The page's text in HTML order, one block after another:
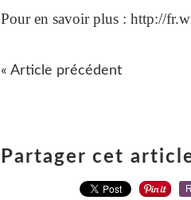
Pour en savoir plus : http://
« Article précédent
Partager cet